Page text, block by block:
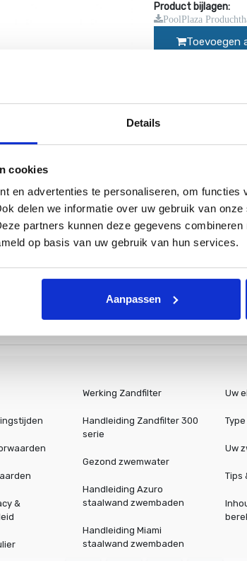
Details
cookies
en advertenties te personaliseren, om functies
delen we informatie over uw gebruik van
partners kunnen deze gegevens
op basis van uw gebruik van hun services.
Aanpassen
Product bijlagen:
PoolPlaza
Toevoegen
voor uw zwembadcover. Met 90 mm rol met
zeilogen te bevestigen aan de oprolinstallatie.
wij gedurende de zomer en winter gebruik te
&
Werking Zandfilter
Handleiding Zandfilter 300
serie
Gezond zwemwater
Handleiding Azuro
staalwand zwembaden
Handleiding Miami
staalwand zwembaden
Uw
Uw
Tips